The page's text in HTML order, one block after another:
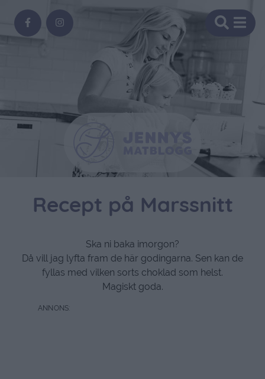
Recept på Marssnitt
Ska ni baka imorgon?
Då vill jag lyfta fram de här godingarna. Sen kan de
fyllas med vilken sorts choklad som helst.
Magiskt goda.